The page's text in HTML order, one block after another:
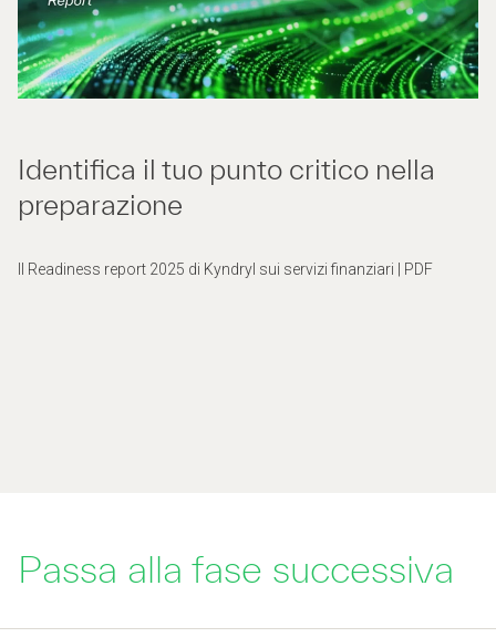
Identifica il tuo punto critico nella
preparazione
Il Readiness report 2025 di Kyndryl sui servizi finanziari | PDF​
Passa alla fase successiva